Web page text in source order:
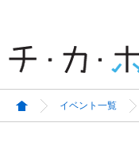
イベント一覧